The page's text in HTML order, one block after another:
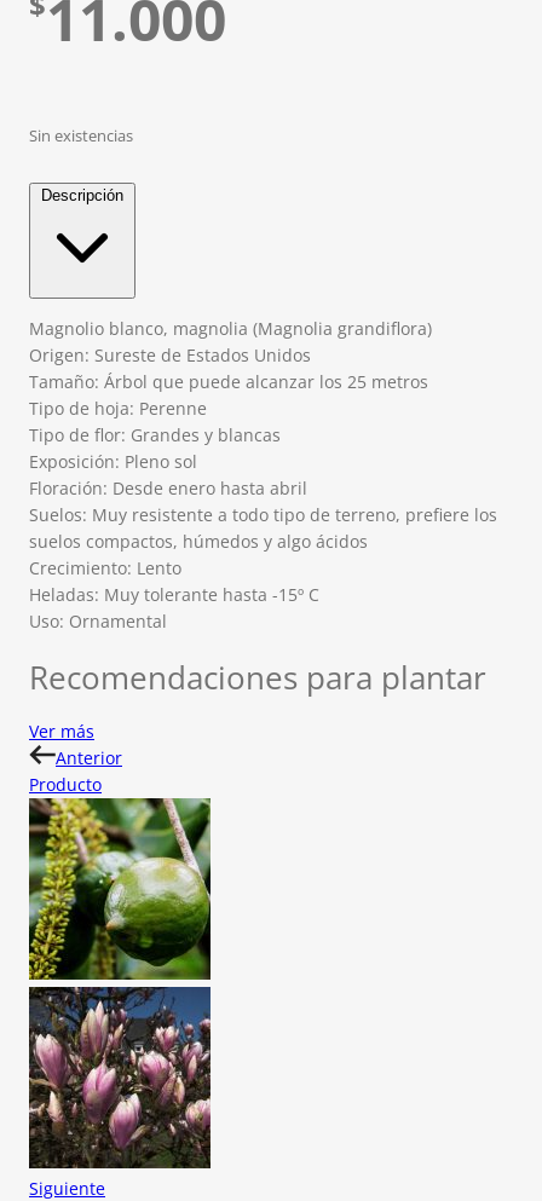
11.000
Sin existencias
Descripción
Magnolio blanco, magnolia (Magnolia grandiflora)
Origen: Sureste de Estados Unidos
Tamaño: Árbol que puede alcanzar los 25 metros
Tipo de hoja: Perenne
Tipo de flor: Grandes y blancas
Exposición: Pleno sol
Floración: Desde enero hasta abril
Suelos: Muy resistente a todo tipo de terreno, prefiere los
suelos compactos, húmedos y algo ácidos
Crecimiento: Lento
Heladas: Muy tolerante hasta -15º C
Uso: Ornamental
Recomendaciones para plantar
Ver más
Anterior
Producto
Siguiente